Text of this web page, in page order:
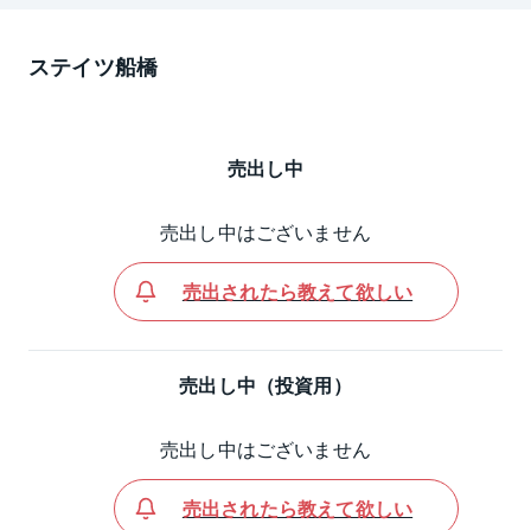
ステイツ船橋
売出し中
売出し中はございません
売出されたら教えて欲しい
売出し中（投資用）
売出し中はございません
売出されたら教えて欲しい